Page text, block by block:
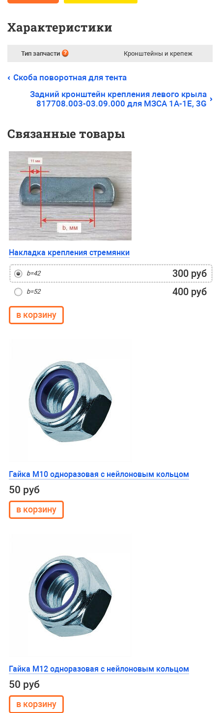
Характеристики
Тип запчасти Кронштейны и крепеж
Скоба поворотная для тента
Задний кронштейн крепления левого крыла
817708.003-03.09.000 для МЗСА 1А-1Е, 3G
Связанные товары
Накладка крепления стремянки
b=42 300 руб
b=52 400 руб
Гайка М10 одноразовая с нейлоновым кольцом
50 руб
Гайка М12 одноразовая с нейлоновым кольцом
50 руб